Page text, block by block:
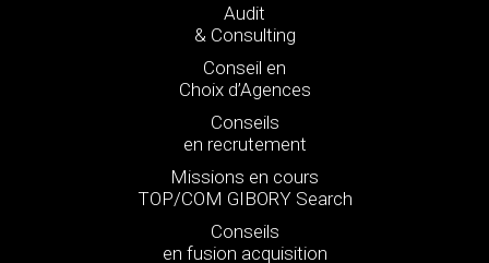
Audit
& Consulting
Conseil en
Choix d’Agences
Conseils
en recrutement
Missions en cours
TOP/COM GIBORY Search
Conseils
en fusion acquisition